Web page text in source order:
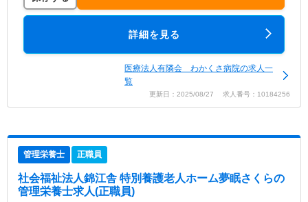
詳細を見る
医療法人有隣会 わかくさ病院の求人一
覧
更新日：2025/08/27 求人番号：10184256
管理栄養士 正職員
社会福祉法人錦江舎 特別養護老人ホーム夢眠さくらの
管理栄養士求人(正職員)